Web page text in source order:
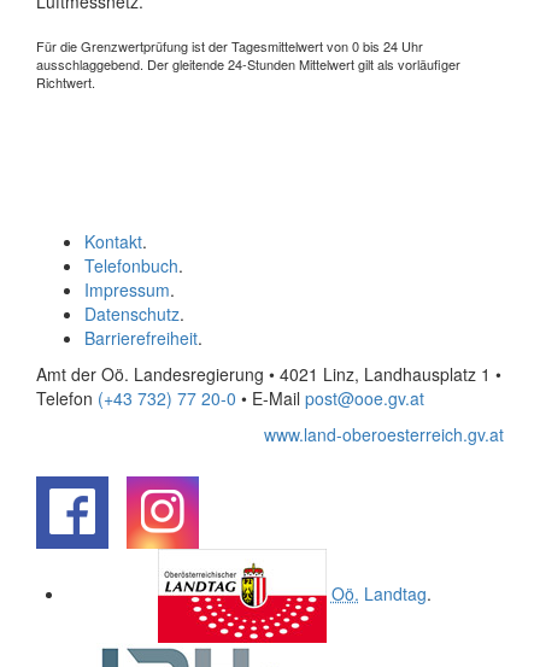
Für die Grenzwertprüfung ist der Tagesmittelwert von 0 bis 24 Uhr
ausschlaggebend. Der gleitende 24-Stunden Mittelwert gilt als vorläufiger
Richtwert.
Kontakt.
Telefonbuch.
Impressum.
Datenschutz.
Barrierefreiheit.
Amt der Oö. Landesregierung • 4021 Linz, Landhausplatz 1 •
Telefon (+43 732) 77 20-0 • E-Mail post@ooe.gv.at
www.land-oberoesterreich.gv.at
Oö. Landtag.